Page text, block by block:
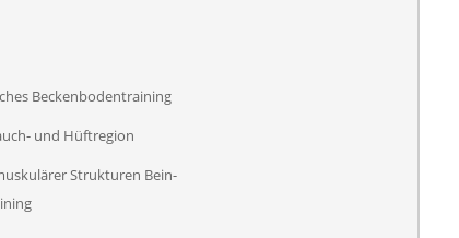
Beckenbodentraining
und Hüftregion
Strukturen Bein-